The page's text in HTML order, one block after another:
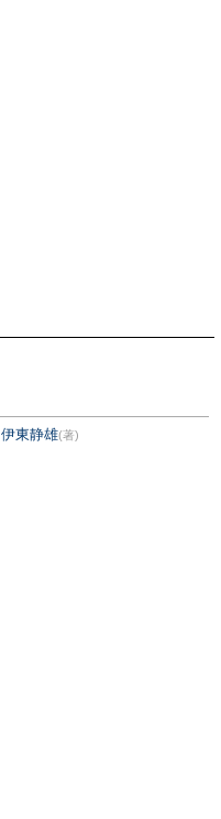
伊東静雄(著)